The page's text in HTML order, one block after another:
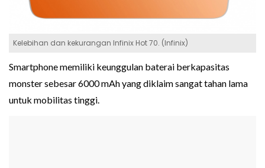
Kelebihan dan kekurangan Infinix Hot 70. (Infinix)
Smartphone memiliki keunggulan baterai berkapasitas
monster sebesar 6000 mAh yang diklaim sangat tahan lama
untuk mobilitas tinggi.